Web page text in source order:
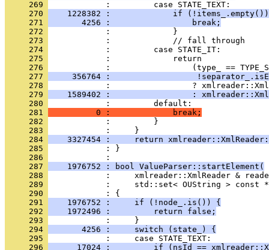
     269
     270
1228382 :             if
     271
       4256 :                 break;
     272
     273
     274
     275
     276
     277
356764 :
     278
     279
1589402 :                 :
     280
     281
          0 :             break;
     282
     283
     284
3327454 :     return
     285
            : }
     286
     287
    1976752 : bool ValueParser::startElement(
     288
     289
     290
     291
    1976752 :     if (!node_.is()) {
     292
    1972496 :         return false;
     293
     294
       4256 :     switch (state_) {
     295
     296
17024 :         if (nsId ==